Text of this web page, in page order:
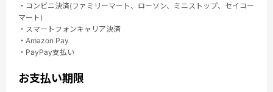
・コンビニ決済(ファミリーマート、ローソン、ミニストップ、セイコー
マート)
・スマートフォンキャリア決済
・Amazon Pay
・PayPay支払い
お支払い期限